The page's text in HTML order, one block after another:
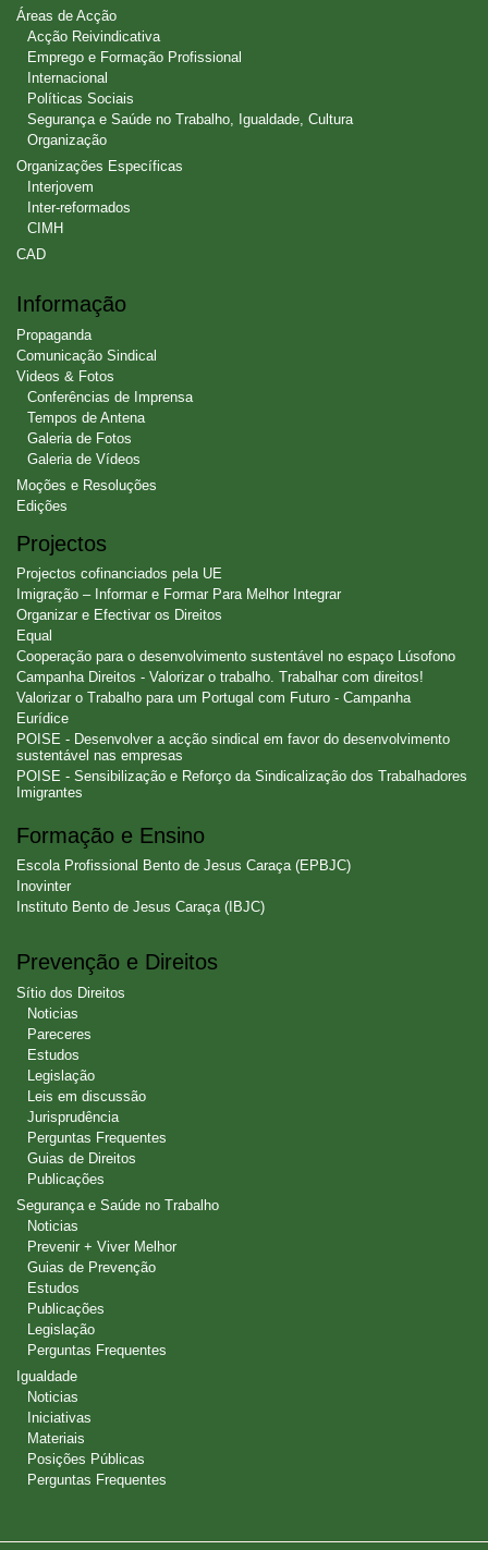
Áreas de Acção
Acção Reivindicativa
Emprego e Formação Profissional
Internacional
Políticas Sociais
Segurança e Saúde no Trabalho, Igualdade, Cultura
Organização
Organizações Específicas
Interjovem
Inter-reformados
CIMH
CAD
Informação
Propaganda
Comunicação Sindical
Videos & Fotos
Conferências de Imprensa
Tempos de Antena
Galeria de Fotos
Galeria de Vídeos
Moções e Resoluções
Edições
Projectos
Projectos cofinanciados pela UE
Imigração – Informar e Formar Para Melhor Integrar
Organizar e Efectivar os Direitos
Equal
Cooperação para o desenvolvimento sustentável no espaço Lúsofono
Campanha Direitos - Valorizar o trabalho. Trabalhar com direitos!
Valorizar o Trabalho para um Portugal com Futuro - Campanha
Eurídice
POISE - Desenvolver a acção sindical em favor do desenvolvimento
sustentável nas empresas
POISE - Sensibilização e Reforço da Sindicalização dos Trabalhadores
Imigrantes
Formação e Ensino
Escola Profissional Bento de Jesus Caraça (EPBJC)
Inovinter
Instituto Bento de Jesus Caraça (IBJC)
Prevenção e Direitos
Sítio dos Direitos
Noticias
Pareceres
Estudos
Legislação
Leis em discussão
Jurisprudência
Perguntas Frequentes
Guias de Direitos
Publicações
Segurança e Saúde no Trabalho
Noticias
Prevenir + Viver Melhor
Guias de Prevenção
Estudos
Publicações
Legislação
Perguntas Frequentes
Igualdade
Noticias
Iniciativas
Materiais
Posições Públicas
Perguntas Frequentes